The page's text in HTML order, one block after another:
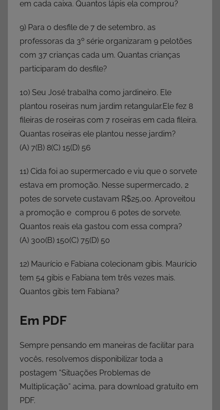
em cada caixa. Quantos lápis ela comprou?
9) Para o desfile de 7 de setembro, as
professoras da 3º série organizaram 9 pelotões
com 37 crianças cada um. Quantas crianças
participaram do desfile?
10) Seu José trabalha como jardineiro. Ele
plantou roseiras num jardim retangular.Ele fez 8
fileiras de roseiras com 7 roseiras em cada fileira.
Quantas roseiras ele plantou nesse jardim?
(A) 7(B) 8(C) 15(D) 56
11) Cida foi ao supermercado e viu que o sorvete
estava em promoção. Nesse supermercado, 2
potes de sorvete custavam R$25,00. Aproveitou
a promoção e comprou 6 potes de sorvete.
Quantos reais ela gastou com essa compra?
(A) 300(B) 150(C) 75(D) 50
12) Maurício e Fabiana colecionam gibis. Maurício
tem 54 gibis e Fabiana tem três vezes mais.
Quantos gibis tem Fabiana?
Em PDF
Sempre pensando em maneiras de facilitar para
vocês, resolvemos disponibilizar toda a
postagem “Situações Problemas de
Multiplicação” acima, para download gratuito em
PDF.